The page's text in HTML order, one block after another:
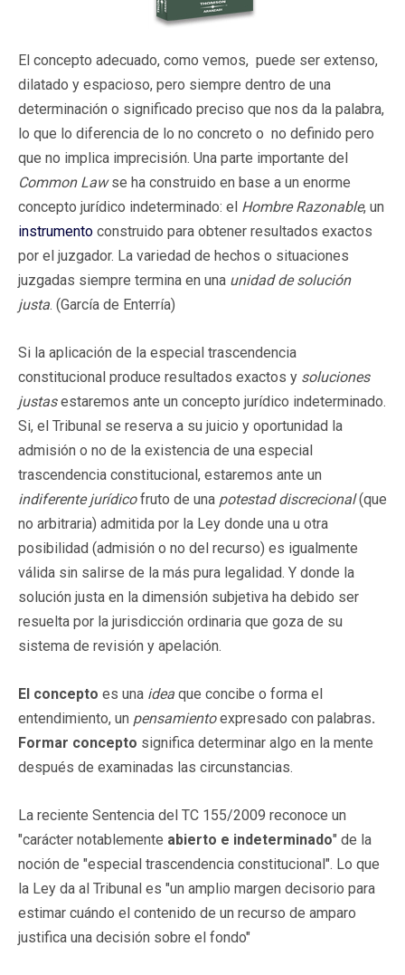
El concepto adecuado, como vemos, puede ser extenso,
dilatado y espacioso, pero siempre dentro de una
determinación o significado preciso que nos da la palabra,
lo que lo diferencia de lo no concreto o no definido pero
que no implica imprecisión. Una parte importante del
Common Lawse ha construido en base a un enorme
concepto jurídico indeterminado: el Hombre Razonable, un
instrumento construido para obtener resultados exactos
por el juzgador. La variedad de hechos o situaciones
juzgadas siempre termina en una unidad de solución
justa. (García de Enterría)
Si la aplicación de la especial trascendencia
constitucional produce resultados exactos y soluciones
justasestaremos ante un concepto jurídico indeterminado.
Si, el Tribunal se reserva a su juicio y oportunidad la
admisión o no de la existencia de una especial
trascendencia constitucional, estaremos ante un
indiferente jurídicofruto de una potestad discrecional(que
no arbitraria) admitida por la Ley donde una u otra
posibilidad (admisión o no del recurso) es igualmente
válida sin salirse de la más pura legalidad. Y donde la
solución justa en la dimensión subjetiva ha debido ser
resuelta por la jurisdicción ordinaria que goza de su
sistema de revisión y apelación.
El concepto es una idea que concibe o forma el
entendimiento, un pensamientoexpresado con palabras.
Formar concepto significa determinar algo en la mente
después de examinadas las circunstancias.
La reciente Sentencia del TC 155/2009 reconoce un
"carácter notablemente abierto e indeterminado" de la
noción de "especial trascendencia constitucional". Lo que
la Ley da al Tribunal es "un amplio margen decisorio para
estimar cuándo el contenido de un recurso de amparo
justifica una decisión sobre el fondo"